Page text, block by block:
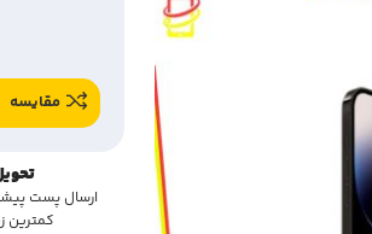
مقایسه
ارسال پست
کمترین